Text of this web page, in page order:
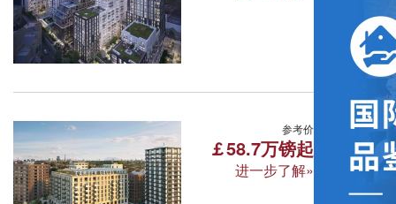
周边学校: 伦敦玛丽女王大学 伦敦南岸大学
曲径通幽，世外桃源
伦敦·卡姆登庭院
Chalk Farm Road, London, NW1 8EH
参考价
￡58.7万镑起
进一步了解»